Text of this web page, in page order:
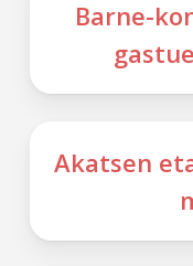
Barne-
Akatsen